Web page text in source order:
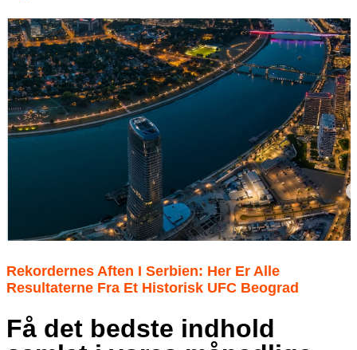
Rekordernes Aften I Serbien: Her Er Alle
Resultaterne Fra Et Historisk UFC Beograd
Få det bedste indhold